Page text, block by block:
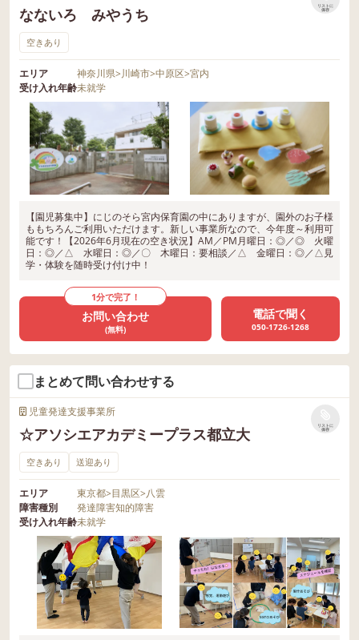
なないろ みやうち
リストに
保存
空きあり
エリア 神奈川県>川崎市>中原区>宮内
受け入れ年齢未就学
【園児募集中】にじのそら宮内保育園の中にありますが、園外のお子様
ももちろんご利用いただけます。新しい事業所なので、今年度～利用可
能です！【2026年6月現在の空き状況】AM／PM月曜日：◎／◎ 火曜
日：◎／△ 水曜日：◎／〇 木曜日：要相談／△ 金曜日：◎／△見
学・体験を随時受け付け中！
1分で完了！
お問い合わせ
(無料)
電話で聞く
050-1726-1268
まとめて問い合わせする
児童発達支援事業所
☆アソシエアカデミープラス都立大
リストに
保存
空きあり 送迎あり
エリア 東京都>目黒区>八雲
障害種別
発達障害知的障害
受け入れ年齢未就学